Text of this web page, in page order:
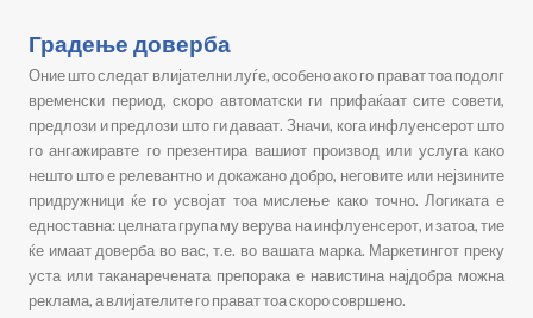
Градење доверба
Оние што следат влијателни луѓе, особено ако го прават тоа подолг
временски период, скоро автоматски ги прифаќаат сите совети,
предлози и предлози што ги даваат. Значи, кога инфлуенсерот што
го ангажиравте го презентира вашиот производ или услуга како
нешто што е релевантно и докажано добро, неговите или нејзините
придружници ќе го усвојат тоа мислење како точно. Логиката е
едноставна: целната група му верува на инфлуенсерот, и затоа, тие
ќе имаат доверба во вас, т.е. во вашата марка. Маркетингот преку
уста или таканаречената препорака е навистина најдобра можна
реклама, а влијателите го прават тоа скоро совршено.